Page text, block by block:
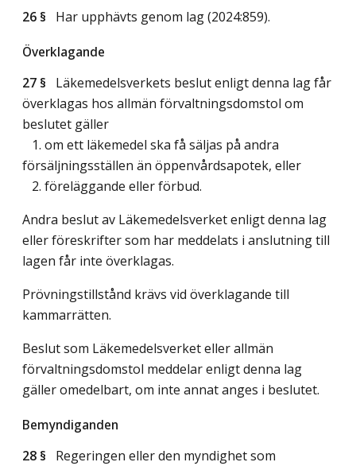
26 § Har upphävts genom lag (2024:859).
Överklagande
27 § Läkemedelsverkets beslut enligt denna lag får
överklagas hos allmän förvaltningsdomstol om
beslutet gäller
1. om ett läkemedel ska få säljas på andra
försäljningsställen än öppenvårdsapotek, eller
2. föreläggande eller förbud.
Andra beslut av Läkemedelsverket enligt denna lag
eller föreskrifter som har meddelats i anslutning till
lagen får inte överklagas.
Prövningstillstånd krävs vid överklagande till
kammarrätten.
Beslut som Läkemedelsverket eller allmän
förvaltningsdomstol meddelar enligt denna lag
gäller omedelbart, om inte annat anges i beslutet.
Bemyndiganden
28 § Regeringen eller den myndighet som